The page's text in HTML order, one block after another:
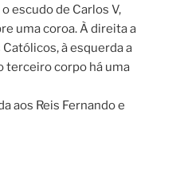
escudo de Carlos V,
uma coroa. À direita a
Católicos, à esquerda a
terceiro corpo há uma
aos Reis Fernando e